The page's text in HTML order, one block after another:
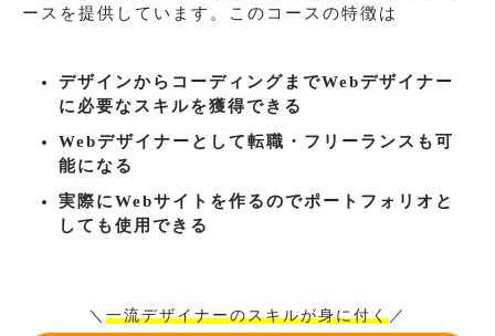
ースを提供しています。このコースの特徴は
デザインからコーディングまでWebデザイナー
に必要なスキルを獲得できる
Webデザイナーとして転職・フリーランスも可
能になる
実際にWebサイトを作るのでポートフォリオと
しても使用できる
＼ 一流デザイナーのスキルが身に付く ／